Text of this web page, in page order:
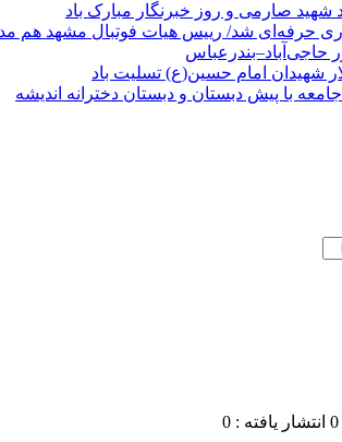
شهید صارمی و روز خبرنگار مبارک باد
حرفه‌ای شد/ رییس هیات فوتبال مشهد هم
حاجی‌آباد–بندرعباس
شهیدان امام حسین(ع) تسلیت باد
با پیش دبستان و دبستان دخترانه اندیشه
انتشار یافته : 0